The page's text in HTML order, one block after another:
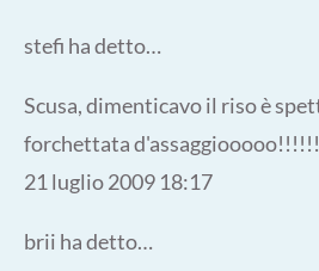
stefi ha detto…
Scusa, dimenticavo il riso è
forchettata d'assaggiooooo!!!!!!
21 luglio 2009 18:17
brii ha detto…